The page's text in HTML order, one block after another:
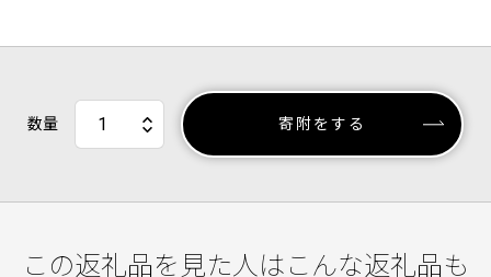
数量 寄附をする
この返礼品を見た人はこんな返礼品も